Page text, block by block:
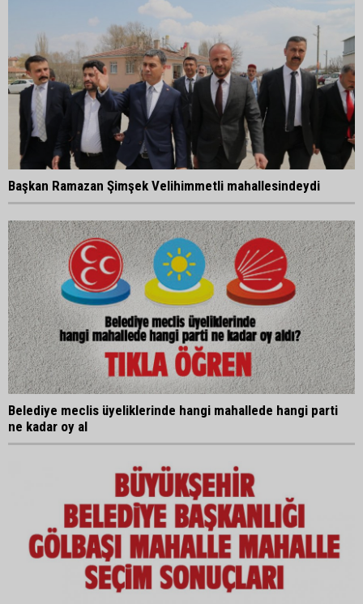
Başkan Ramazan Şimşek Velihimmetli mahallesindeydi
Belediye meclis üyeliklerinde hangi mahallede hangi parti
ne kadar oy al